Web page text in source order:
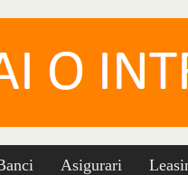
Asigurari